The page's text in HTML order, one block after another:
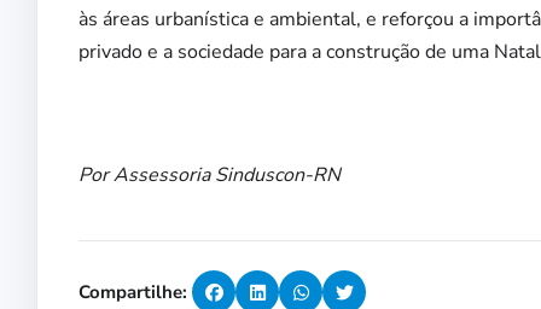
às áreas urbanística e ambiental, e reforçou a
privado e a sociedade para a construção de uma
Por Assessoria Sinduscon-RN
Compartilhe: